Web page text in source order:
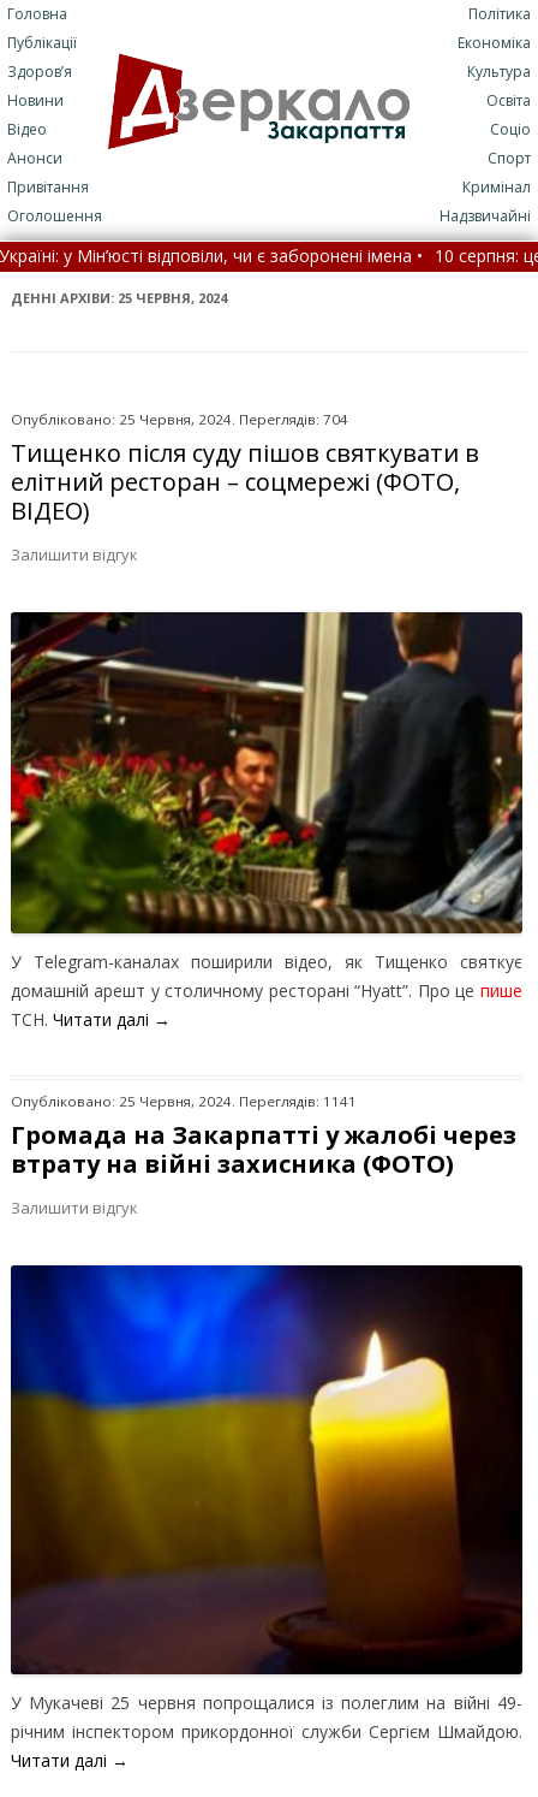
Головна
Публікації
Здоров’я
Новини
Відео
Анонси
Привітання
Оголошення
Політика
Економіка
Культура
Освіта
Соціо
Спорт
Кримінал
Надзвичайні
чи є заборонені імена • 10 серпня: це цікаво знати •
напрямки фронту • На Закарпатті оголосили
ДЕННІ АРХІВИ: 25 ЧЕРВНЯ, 2024
Опубліковано: 25 Червня, 2024. Переглядів: 704
Тищенко після суду пішов святкувати в
елітний ресторан – соцмережі (ФОТО,
ВІДЕО)
Залишити відгук
У Telegram-каналах поширили відео, як Тищенко святкує
домашній арешт у столичному ресторані “Hyatt”. Про це пише
ТСН. Читати далі →
Опубліковано: 25 Червня, 2024. Переглядів: 1141
Громада на Закарпатті у жалобі через
втрату на війні захисника (ФОТО)
Залишити відгук
У Мукачеві 25 червня попрощалися із полеглим на війні 49-
річним інспектором прикордонної служби Сергієм Шмайдою.
Читати далі →